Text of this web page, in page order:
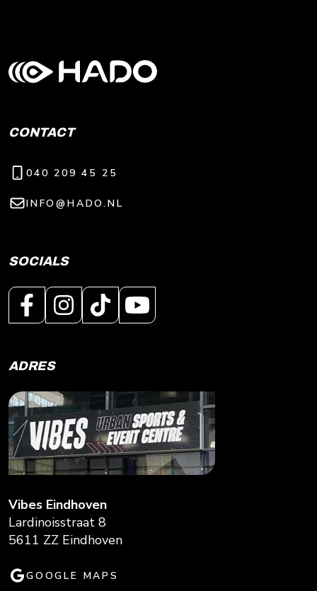
CONTACT
040 209 45 25
INFO@HADO.NL
SOCIALS
ADRES
Vibes Eindhoven
Lardinoisstraat 8
5611 ZZ Eindhoven
GOOGLE MAPS